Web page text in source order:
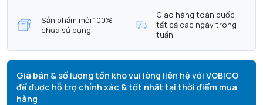
Sản phẩm mới 100%
chưa sử dụng
Giao hàng toàn quốc
tất cả các ngày trong
tuần
Giá bán & số lượng tồn kho vui lòng liên hệ với VOBICO
để được hỗ trợ chính xác & tốt nhất tại thời điểm mua
hàng